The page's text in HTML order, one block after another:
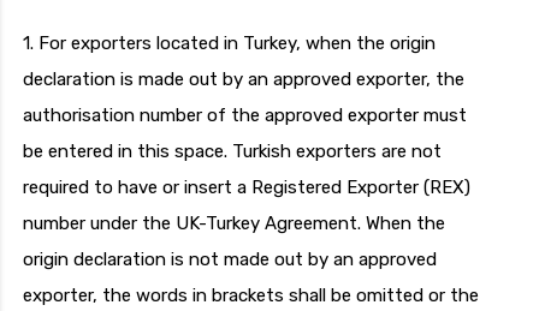
1. For exporters located in Turkey, when the origin
declaration is made out by an approved exporter, the
authorisation number of the approved exporter must
be entered in this space. Turkish exporters are not
required to have or insert a Registered Exporter (REX)
number under the UK-Turkey Agreement. When the
origin declaration is not made out by an approved
exporter, the words in brackets shall be omitted or the